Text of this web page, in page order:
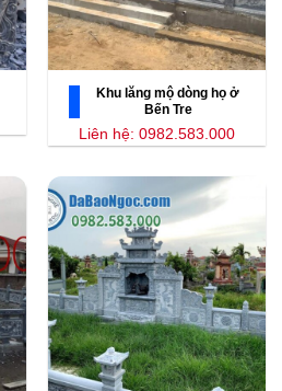
Khu lăng mộ dòng họ ở
Bến Tre
Liên hệ: 0982.583.000